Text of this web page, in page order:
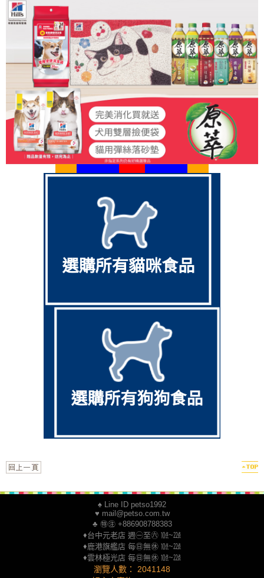
♠ Line ID petso1992
♥ mail@petso.com.tw
♣ ㊕㊟ +886908788383
♦台中元老店 週㊀至㊅ ㍢~㍮
♦鹿港旗艦店 每㊐無㊡ ㍢~㍮
♦雲林極光店 每㊐無㊡ ㍢~㍮
瀏覽人數： 2041148